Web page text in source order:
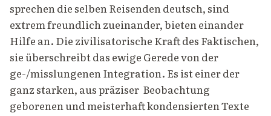
sprechen die selben Reisenden deutsch, sind
extrem freundlich zueinander, bieten einander
Hilfe an. Die zivilisatorische Kraft des Faktischen,
sie überschreibt das ewige Gerede von der
ge-/misslungenen Integration. Es ist einer der
ganz starken, aus präziser Beobachtung
geborenen und meisterhaft kondensierten Texte